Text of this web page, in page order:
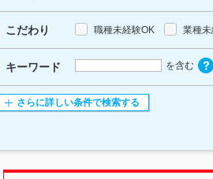
こだわり 職種未経験OK 業種
キーワード を含む
さらに詳しい条件で検索する